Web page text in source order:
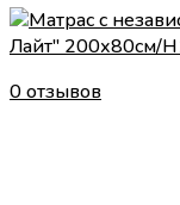
0 отзывов